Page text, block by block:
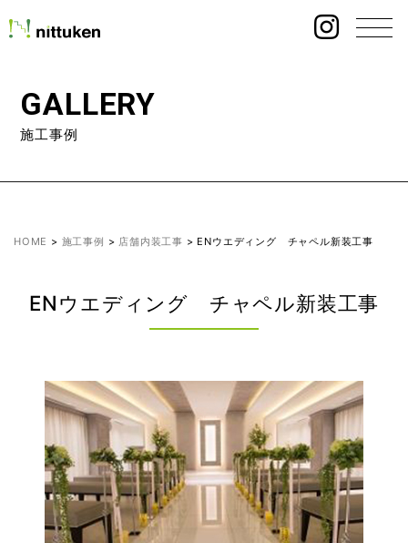
GALLERY
施工事例
HOME > 施工事例 > 店舗内装工事 > ENウエディング チャペル新装工事
ENウエディング チャペル新装工事